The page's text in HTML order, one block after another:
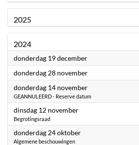
2025
2024
donderdag 19 december2024
donderdag 28 november2024
donderdag 14 november2024
GEANNULEERD - Reserve datum
dinsdag 12 november2024
Begrotingsraad
donderdag 24 oktober2024
Algemene beschouwingen